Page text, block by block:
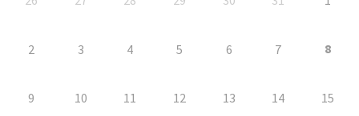
2 3 4 5 6 7 8
9 10 11 12 13 14 15